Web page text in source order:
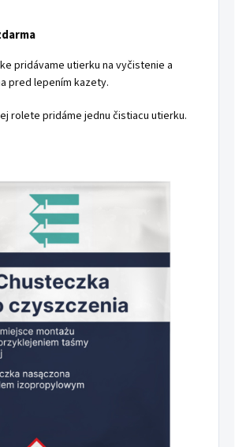
pridávame utierku na vyčistenie a
pred lepením kazety.
rolete pridáme jednu čistiacu utierku.